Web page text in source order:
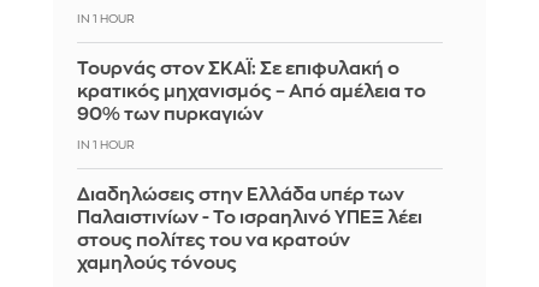
IN 1 HOUR
Τουρνάς στον ΣΚΑΪ: Σε επιφυλακή ο
κρατικός μηχανισμός – Από αμέλεια το
90% των πυρκαγιών
IN 1 HOUR
Διαδηλώσεις στην Ελλάδα υπέρ των
Παλαιστινίων - Το ισραηλινό ΥΠΕΞ λέει
στους πολίτες του να κρατούν
χαμηλούς τόνους